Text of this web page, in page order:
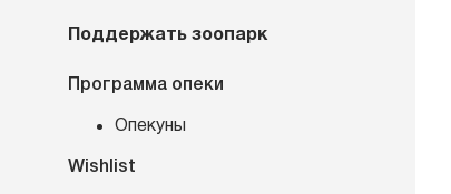
Поддержать зоопарк
Программа опеки
Опекуны
Wishlist